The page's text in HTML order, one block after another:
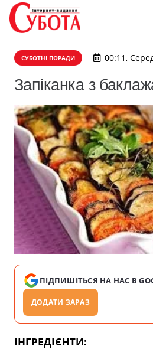
СУБОТНІ ПОРАДИ 00:11,
Запіканка з
ПІДПИШІТЬСЯ НА НАС В
ДОДАТИ ЗАРАЗ
ІНГРЕДІЄНТИ: